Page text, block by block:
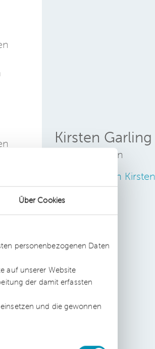
Über Cookies
personenbezogenen Daten
auf unserer Website
der damit erfassten
und die gewonnen
Kirsten Garling
Rechtsanwältin
Zum Profil von Kirsten
Garling